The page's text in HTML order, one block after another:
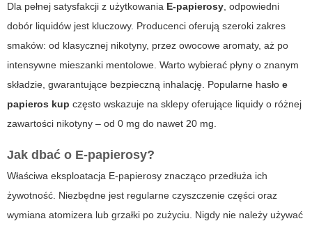
Dla pełnej satysfakcji z użytkowania E-papierosy, odpowiedni
dobór liquidów jest kluczowy. Producenci oferują szeroki zakres
smaków: od klasycznej nikotyny, przez owocowe aromaty, aż po
intensywne mieszanki mentolowe. Warto wybierać płyny o znanym
składzie, gwarantujące bezpieczną inhalację. Popularne hasło e
papieros kup często wskazuje na sklepy oferujące liquidy o różnej
zawartości nikotyny – od 0 mg do nawet 20 mg.
Jak dbać o E-papierosy?
Właściwa eksploatacja E-papierosy znacząco przedłuża ich
żywotność. Niezbędne jest regularne czyszczenie części oraz
wymiana atomizera lub grzałki po zużyciu. Nigdy nie należy używać